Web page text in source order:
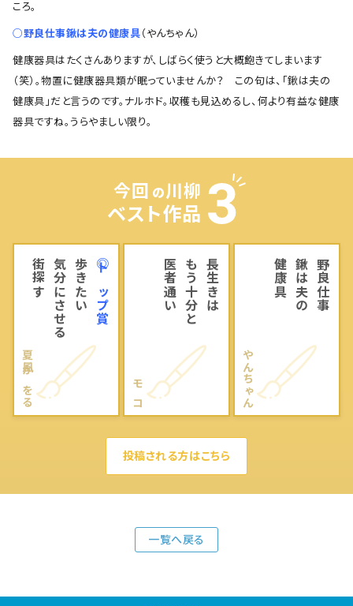
ころ。
○野良仕事鍬は夫の健康具 （やんちゃん）
健康器具はたくさんありますが、しばらく使うと大概飽きてしまいます
（笑）。物置に健康器具類が眠っていませんか？ この句は、「鍬は夫の
健康具」だと言うのです。ナルホド。収穫も見込めるし、何より有益な健康
器具ですね。うらやましい限り。
今回 の川柳
ベスト作品
◎トップ賞
歩きたい
気分にさせる
街探す
夏風かをる
長生きは
もう十分と
医者通い
モコ
野良仕事
鍬は夫の
健康具
やんちゃん
投稿される方はこちら
一覧へ戻る